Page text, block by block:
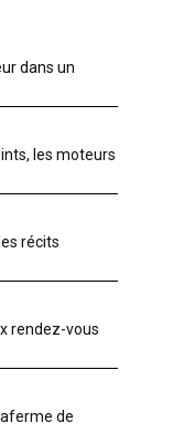
dans un
les moteurs
récits
rendez-vous
de